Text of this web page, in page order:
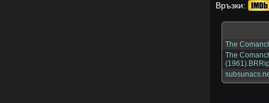
Връзки:
The
The